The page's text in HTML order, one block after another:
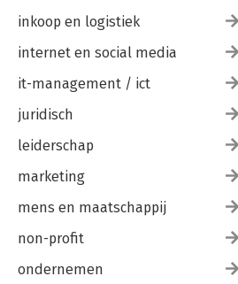
inkoop en logistiek
internet en social media
it-management / ict
juridisch
leiderschap
marketing
mens en maatschappij
non-profit
ondernemen